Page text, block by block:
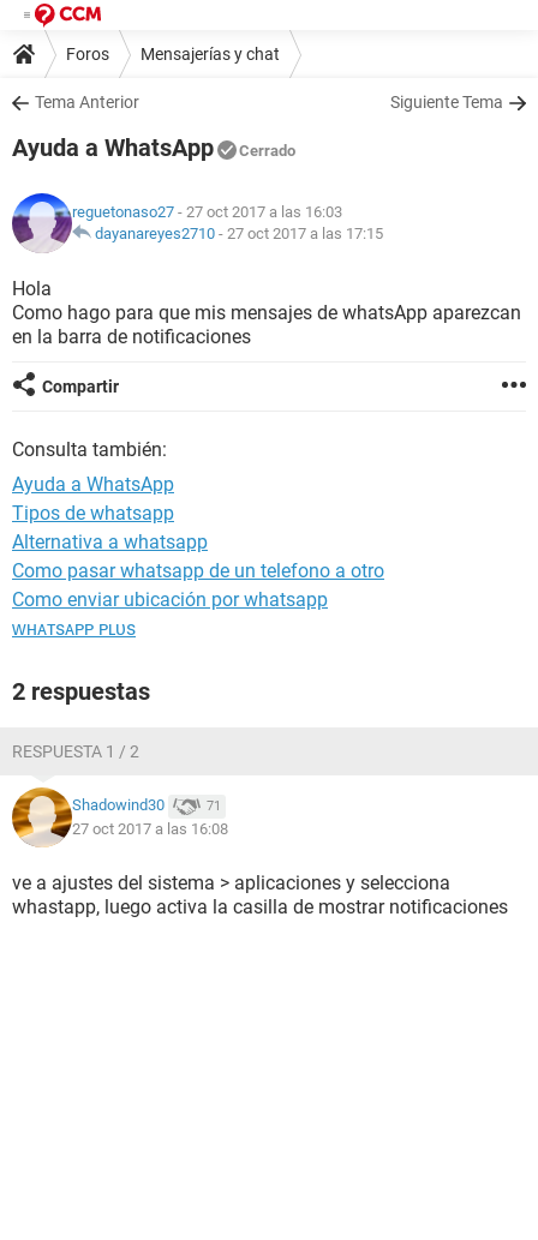
Foros Mensajerías y chat
Tema Anterior Siguiente Tema
Ayuda a WhatsApp Cerrado
reguetonaso27 - 27 oct 2017 a las 16:03
dayanareyes2710 - 27 oct 2017 a las 17:15
Hola
Como hago para que mis mensajes de whatsApp aparezcan
en la barra de notificaciones
Compartir
Consulta también:
Ayuda a WhatsApp
Tipos de whatsapp
Alternativa a whatsapp
Como pasar whatsapp de un telefono a otro
Como enviar ubicación por whatsapp
ᴡʜᴀᴛsᴀᴘᴘ ᴘʟᴜs
2 respuestas
RESPUESTA 1 / 2
Shadowind30 71
27 oct 2017 a las 16:08
ve a ajustes del sistema > aplicaciones y selecciona
whastapp, luego activa la casilla de mostrar notificaciones